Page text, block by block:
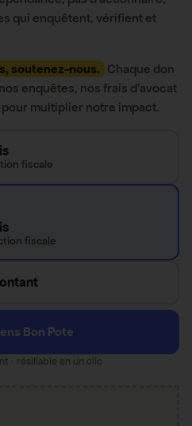
qui enquêtent, vérifient et
soutenez-nous. Chaque don
enquêtes, nos frais d’avocat
multiplier notre impact.
fiscale
fiscale
Bon Pote
· résiliable en un clic